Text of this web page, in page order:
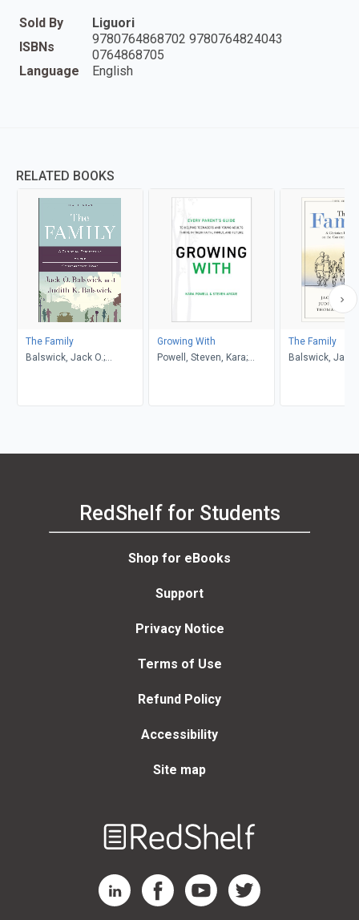
Sold By
Liguori
ISBNs
9780764868702 9780764824043
0764868705
Language
English
RELATED BOOKS
The Family
Balswick, Jack O.;
Growing With
Powell, Steven, Kara;
The Family
Balswick, Jack
RedShelf for Students
Shop for eBooks
Support
Privacy Notice
Terms of Use
Refund Policy
Accessibility
Site map
RedShelf LinkedIn Page
RedShelf Facebook Page
RedShelf YouTube Page
RedShelf Twitter Page